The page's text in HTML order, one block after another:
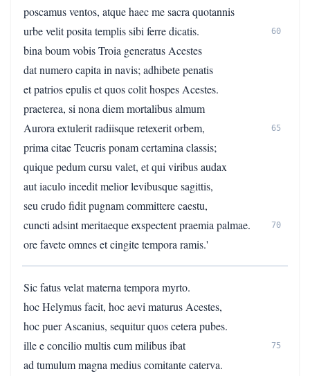
poscamus ventos, atque haec me sacra quotannis
urbe velit posita templis sibi ferre dicatis.
60
bina boum vobis Troia generatus Acestes
dat numero capita in navis; adhibete penatis
et patrios epulis et quos colit hospes Acestes.
praeterea, si nona diem mortalibus almum
Aurora extulerit radiisque retexerit orbem,
65
prima citae Teucris ponam certamina classis;
quique pedum cursu valet, et qui viribus audax
aut iaculo incedit melior levibusque sagittis,
seu crudo fidit pugnam committere caestu,
cuncti adsint meritaeque exspectent praemia palmae.
70
ore favete omnes et cingite tempora ramis.'
Sic fatus velat materna tempora myrto.
hoc Helymus facit, hoc aevi maturus Acestes,
hoc puer Ascanius, sequitur quos cetera pubes.
ille e concilio multis cum milibus ibat
75
ad tumulum magna medius comitante caterva.